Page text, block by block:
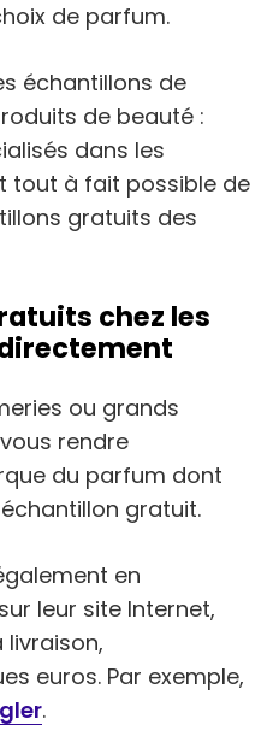
de parfum.
échantillons de
de beauté :
dans les
tout à fait possible de
gratuits des
chez les
ou grands
rendre
du parfum dont
gratuit.
en
leur site Internet,
euros. Par exemple,
.